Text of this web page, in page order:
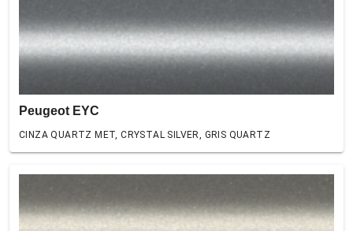
Peugeot EYC
CINZA QUARTZ MET, CRYSTAL SILVER, GRIS QUARTZ